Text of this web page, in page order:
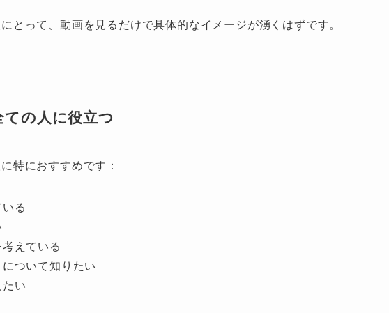
って、動画を見るだけで具体的なイメージが湧くはずです。
の人に役立つ
特におすすめです：
る
えている
ついて知りたい
い